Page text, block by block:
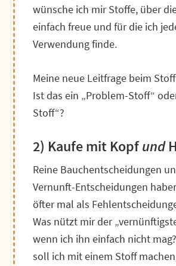
wünsche ich mir Stoffe, über
einfach freue und für die ich
Verwendung finde.
Meine neue Leitfrage beim
Ist das ein „Problem-Stoff“
Stoff“?
2) Kaufe mit Kopfund
Reine Bauchentscheidungen
Vernunft-Entscheidungen
öfter mal als
Was nützt mir der
wenn ich ihn einfach nicht
soll ich mit einem Stoff